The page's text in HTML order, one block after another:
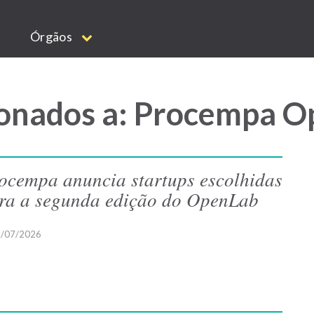
Órgãos
a: Procempa
anuncia startups escolhidas
a segunda edição do OpenLab
07/2026